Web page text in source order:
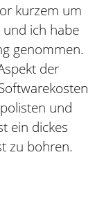
kurzem um
ich habe
genommen.
der
und
ein dickes
zu bohren.